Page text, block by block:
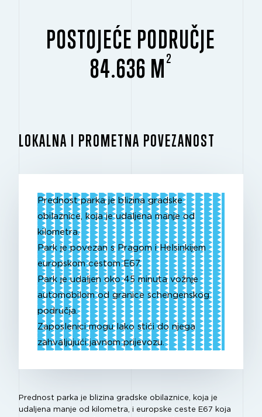
POSTOJEĆE PODRUČJE
84.636 M 2
LOKALNA I PROMETNA POVEZANOST
Prednost parka je blizina gradske
obilaznice, koja je udaljena manje od
kilometra.
Park je povezan s Pragom i Helsinkijem
europskom cestom E67.
Park je udaljen oko 45 minuta vožnje
automobilom od granice schengenskog
područja.
Zaposlenici mogu lako stići do njega
zahvaljujući javnom prijevozu.
Prednost parka je blizina gradske obilaznice, koja je
udaljena manje od kilometra, i europske ceste E67 koja